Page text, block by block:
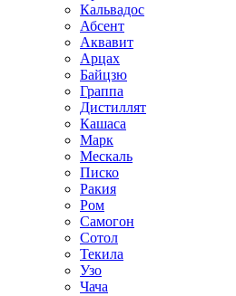
Кальвадос
Абсент
Аквавит
Арцах
Байцзю
Граппа
Дистиллят
Кашаса
Марк
Мескаль
Писко
Ракия
Ром
Самогон
Сотол
Текила
Узо
Чача